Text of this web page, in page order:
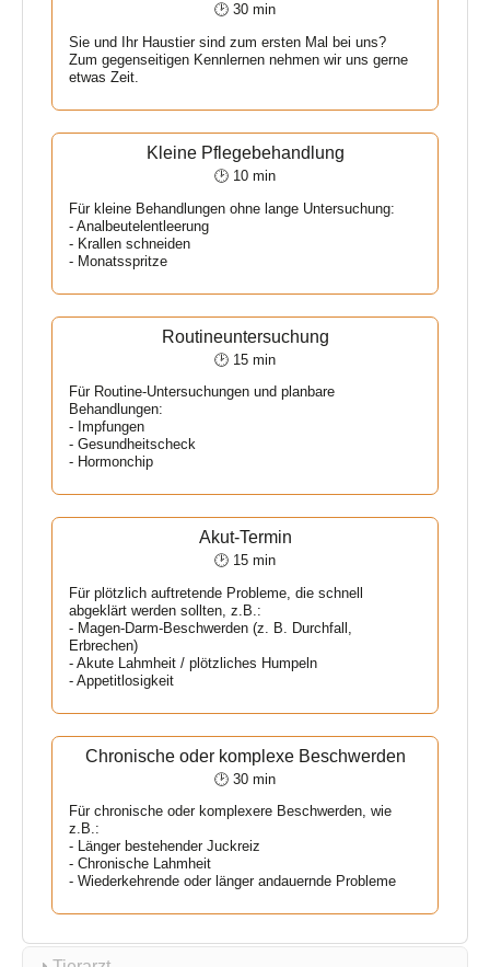
🕑 30 min
Sie und Ihr Haustier sind zum ersten Mal bei uns?
Zum gegenseitigen Kennlernen nehmen wir uns gerne
etwas Zeit.
Kleine Pflegebehandlung
🕑 10 min
Für kleine Behandlungen ohne lange Untersuchung:
- Analbeutelentleerung
- Krallen schneiden
- Monatsspritze
Routineuntersuchung
🕑 15 min
Für Routine-Untersuchungen und planbare
Behandlungen:
- Impfungen
- Gesundheitscheck
- Hormonchip
Akut-Termin
🕑 15 min
Für plötzlich auftretende Probleme, die schnell
abgeklärt werden sollten, z.B.:
- Magen-Darm-Beschwerden (z. B. Durchfall,
Erbrechen)
- Akute Lahmheit / plötzliches Humpeln
- Appetitlosigkeit
Chronische oder komplexe Beschwerden
🕑 30 min
Für chronische oder komplexere Beschwerden, wie
z.B.:
- Länger bestehender Juckreiz
- Chronische Lahmheit
- Wiederkehrende oder länger andauernde Probleme